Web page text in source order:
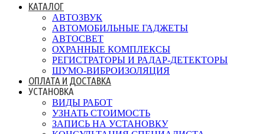
КАТАЛОГ
АВТОЗВУК
АВТОМОБИЛЬНЫЕ ГАДЖЕТЫ
АВТОСВЕТ
ОХРАННЫЕ КОМПЛЕКСЫ
РЕГИСТРАТОРЫ И РАДАР-ДЕТЕКТОРЫ
ШУМО-ВИБРОИЗОЛЯЦИЯ
ОПЛАТА И ДОСТАВКА
УСТАНОВКА
ВИДЫ РАБОТ
УЗНАТЬ СТОИМОСТЬ
ЗАПИСЬ НА УСТАНОВКУ